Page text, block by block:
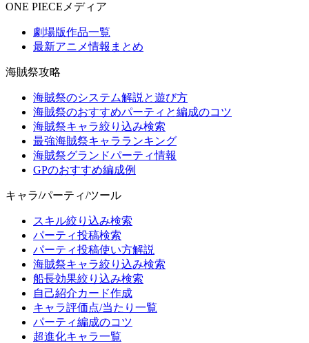
ONE PIECEメディア
劇場版作品一覧
最新アニメ情報まとめ
海賊祭攻略
海賊祭のシステム解説と遊び方
海賊祭のおすすめパーティと編成のコツ
海賊祭キャラ絞り込み検索
最強海賊祭キャラランキング
海賊祭グランドパーティ情報
GPのおすすめ編成例
キャラ/パーティ/ツール
スキル絞り込み検索
パーティ投稿検索
パーティ投稿使い方解説
海賊祭キャラ絞り込み検索
船長効果絞り込み検索
自己紹介カード作成
キャラ評価点/当たり一覧
パーティ編成のコツ
超進化キャラ一覧